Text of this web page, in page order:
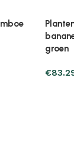
pot
cipres